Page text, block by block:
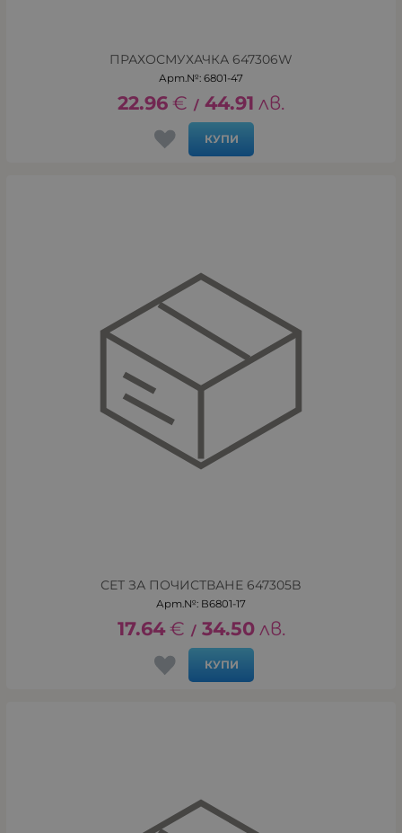
ПРАХОСМУХАЧКА 647306W
Арт.№: 6801-47
22.96 € / 44.91 лв.
КУПИ
СЕТ ЗА ПОЧИСТВАНЕ 647305B
Арт.№: B6801-17
17.64 € / 34.50 лв.
КУПИ